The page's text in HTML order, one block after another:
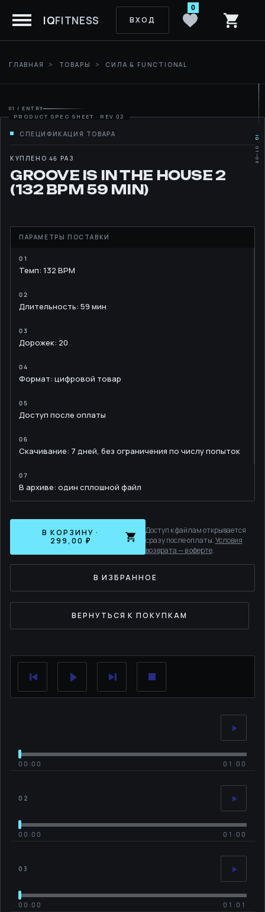
IQFITNESS ВХОД
0
ГЛАВНАЯ ТОВАРЫ СИЛА & FUNCTIONAL
01 / ENTRY
КУПЛЕНО 46 РАЗ
GROOVE IS IN THE HOUSE 2
(132 BPM 59 MIN)
Темп: 132 BPM
Длительность: 59 мин
Дорожек: 20
Формат: цифровой товар
Доступ после оплаты
Скачивание: 7 дней, без ограничения по числу попыток
В архиве: один сплошной файл
В КОРЗИНУ ·
299,00 ₽
Доступ к файлам открывается
сразу после оплаты.Условия
возврата — в оферте.
В ИЗБРАННОЕ
ВЕРНУТЬСЯ К ПОКУПКАМ
00:00 01:00
02
00:00 01:00
03
00:00 01:01
IQ
01—06